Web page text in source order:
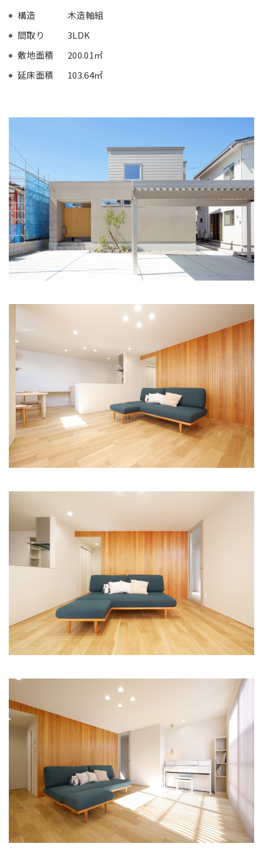
構造
木造軸組
間取り
3LDK
敷地面積
200.01㎡
延床面積
103.64㎡